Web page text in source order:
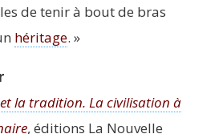
de tenir à bout de bras
héri­tage. »
et la tra­di­tion. La civi­li­sa­tion à
, édi­tions La Nou­velle